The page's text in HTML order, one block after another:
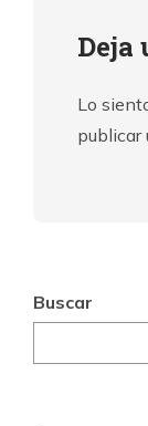
Deja
Lo
publicar
Buscar